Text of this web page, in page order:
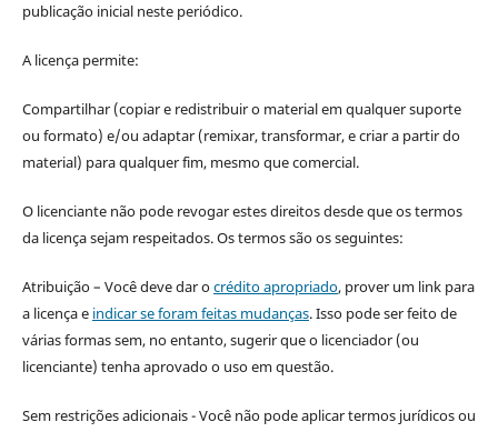
publicação inicial neste periódico.
A licença permite:
Compartilhar (copiar e redistribuir o material em qualquer suporte
ou formato) e/ou adaptar (remixar, transformar, e criar a partir do
material) para qualquer fim, mesmo que comercial.
O licenciante não pode revogar estes direitos desde que os termos
da licença sejam respeitados. Os termos são os seguintes:
Atribuição – Você deve dar ocrédito apropriado, prover um link para
a licença e indicar se foram feitas mudanças. Isso pode ser feito de
várias formas sem, no entanto, sugerir que o licenciador (ou
licenciante) tenha aprovado o uso em questão.
Sem restrições adicionais - Você não pode aplicar termos jurídicos ou